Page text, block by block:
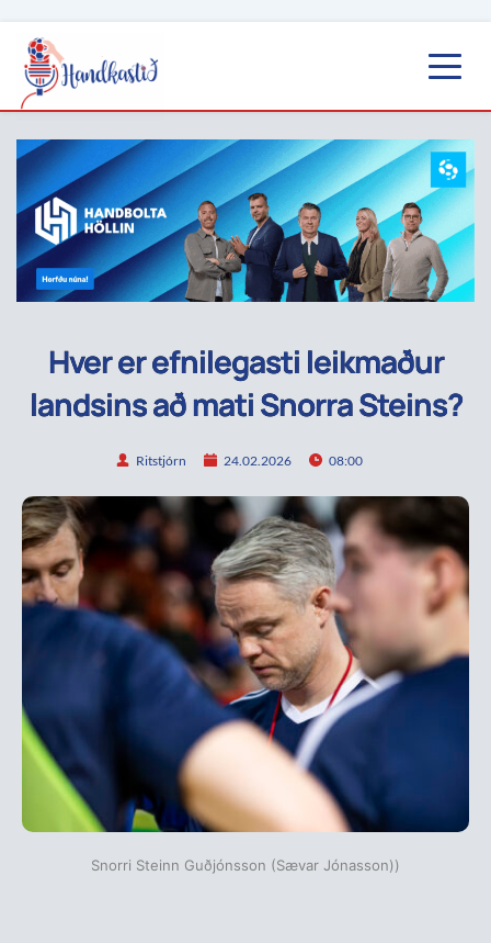
Hver er efnilegasti leikmaður
landsins að mati Snorra Steins?
Ritstjórn 24.02.2026 08:00
Snorri Steinn Guðjónsson (Sævar Jónasson))